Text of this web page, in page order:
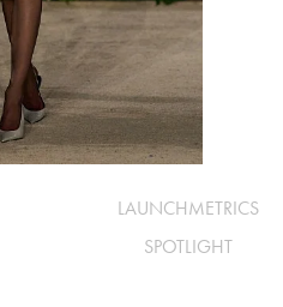
LAUNCHMETRICS
SPOTLIGHT